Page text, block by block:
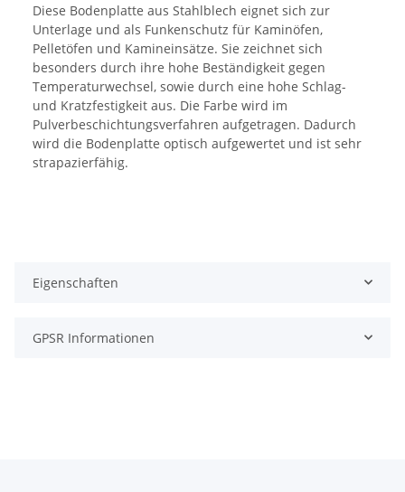
Diese Bodenplatte aus Stahlblech eignet sich zur
Unterlage und als Funkenschutz für Kaminöfen,
Pelletöfen und Kamineinsätze. Sie zeichnet sich
besonders durch ihre hohe Beständigkeit gegen
Temperaturwechsel, sowie durch eine hohe Schlag-
und Kratzfestigkeit aus. Die Farbe wird im
Pulverbeschichtungsverfahren aufgetragen. Dadurch
wird die Bodenplatte optisch aufgewertet und ist sehr
strapazierfähig.
Eigenschaften
GPSR Informationen